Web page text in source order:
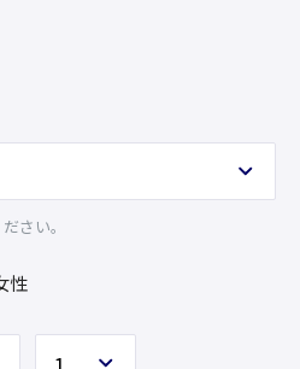
さい。
性